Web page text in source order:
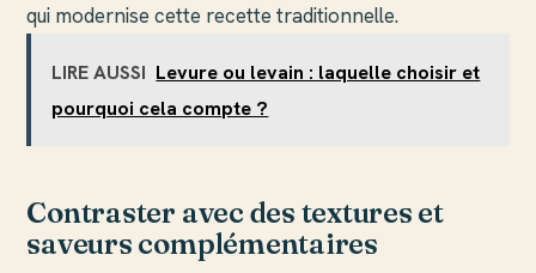
qui modernise cette recette traditionnelle.
LIRE AUSSI Levure ou levain : laquelle choisir et
pourquoi cela compte ?
Contraster avec des textures et
saveurs complémentaires